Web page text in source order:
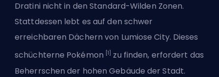
Dratini nicht in den Standard-Wilden Zonen.
Stattdessen lebt es auf den schwer
erreichbaren Dächern von Lumiose City. Dieses
schüchterne Pokémon [1]
zu finden, erfordert das
Beherrschen der hohen Gebäude der Stadt.